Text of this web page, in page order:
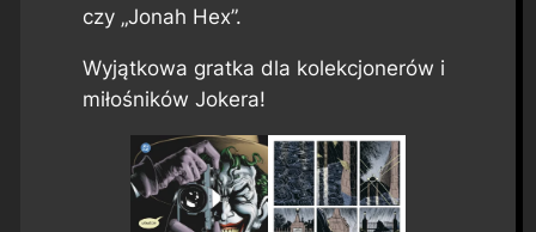
czy „Jonah Hex”.
Wyjątkowa gratka dla kolekcjonerów i
miłośników Jokera!